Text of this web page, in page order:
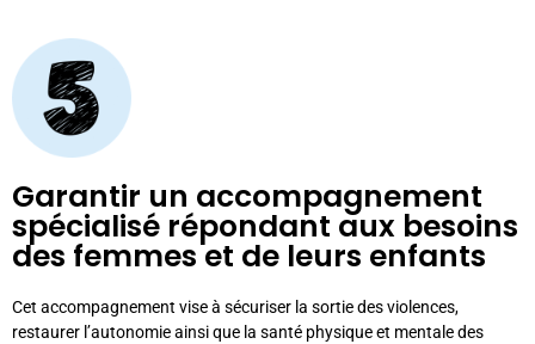
Garantir un accompagnement
spécialisé répondant aux besoins
des femmes et de leurs enfants
Cet accompagnement vise à sécuriser la sortie des violences,
restaurer l’autonomie ainsi que la santé physique et mentale des